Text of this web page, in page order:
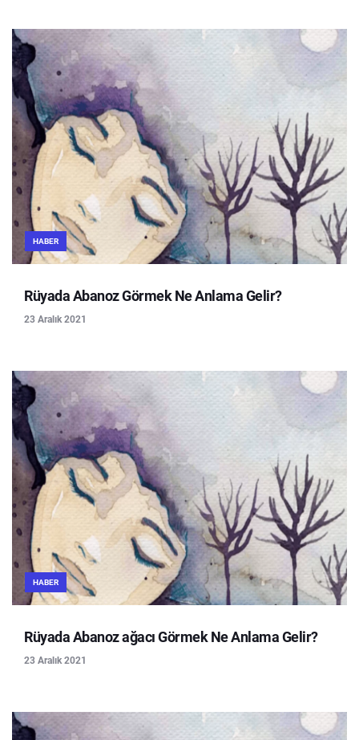
HABER
Rüyada Abanoz Görmek Ne Anlama Gelir?
23 Aralık 2021
HABER
Rüyada Abanoz ağacı Görmek Ne Anlama Gelir?
23 Aralık 2021